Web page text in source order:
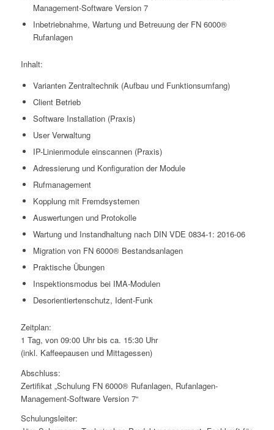
Management-Software Version 7
Inbetriebnahme, Wartung und Betreuung der FN 6000®
Rufanlagen
Inhalt:
Varianten Zentraltechnik (Aufbau und Funktionsumfang)
Client Betrieb
Software Installation (Praxis)
User Verwaltung
IP-Linienmodule einscannen (Praxis)
Adressierung und Konfiguration der Module
Rufmanagement
Kopplung mit Fremdsystemen
Auswertungen und Protokolle
Wartung und Instandhaltung nach DIN VDE 0834-1: 2016-06
Migration von FN 6000® Bestandsanlagen
Praktische Übungen
Inspektionsmodus bei IMA-Modulen
Desorientiertenschutz, Ident-Funk
Zeitplan:
1 Tag, von 09:00 Uhr bis ca. 15:30 Uhr
(inkl. Kaffeepausen und Mittagessen)
Abschluss:
Zertifikat „Schulung FN 6000® Rufanlagen, Rufanlagen-
Management-Software Version 7“
Schulungsleiter: